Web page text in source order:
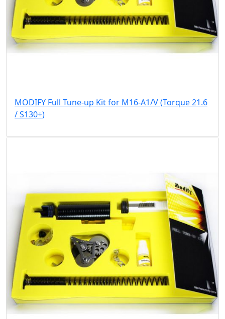
MODIFY Full Tune-up Kit for M16-A1/V (Torque 21.6
/ S130+)